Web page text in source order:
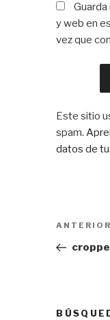
y web en
vez que
Este sitio
spam.
datos de
Entrada
anterior:
ANTERIOR